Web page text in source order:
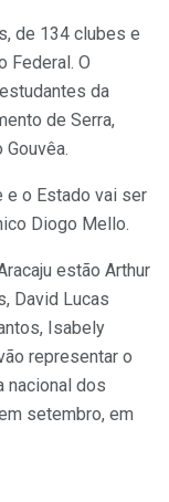
de 134 clubes e
Federal. O
da
de Serra,
e o Estado vai ser
Diogo Mello.
estão Arthur
David Lucas
Isabely
representar o
nacional dos
setembro, em